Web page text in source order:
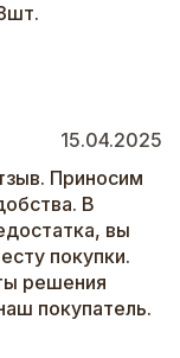
15.04.2025
Приносим
В
вы
покупки.
решения
покупатель.